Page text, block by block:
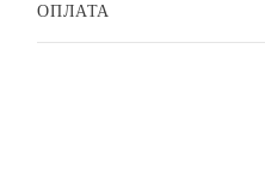
ОПЛАТА